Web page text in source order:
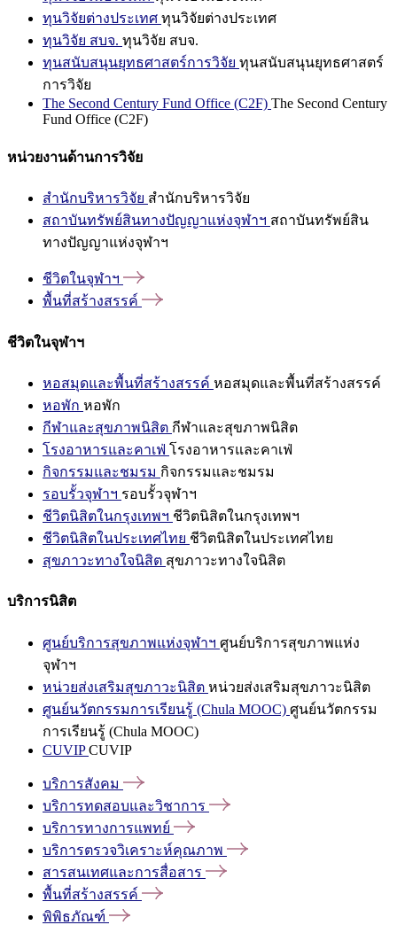
ทุนวิจัยต่างประเทศ ทุนวิจัยต่างประเทศ
ทุนวิจัย สบจ. ทุนวิจัย สบจ.
ทุนสนับสนุนยุทธศาสตร์การวิจัย ทุนสนับสนุนยุทธศาสตร์
การวิจัย
The Second Century Fund Office (C2F) The Second Century
Fund Office (C2F)
หน่วยงานด้านการวิจัย
สำนักบริหารวิจัย สำนักบริหารวิจัย
สถาบันทรัพย์สินทางปัญญาแห่งจุฬาฯ สถาบันทรัพย์สิน
ทางปัญญาแห่งจุฬาฯ
ชีวิตในจุฬาฯ
พื้นที่สร้างสรรค์
ชีวิตในจุฬาฯ
หอสมุดและพื้นที่สร้างสรรค์ หอสมุดและพื้นที่สร้างสรรค์
หอพัก หอพัก
กีฬาและสุขภาพนิสิต กีฬาและสุขภาพนิสิต
โรงอาหารและคาเฟ่ โรงอาหารและคาเฟ่
กิจกรรมและชมรม กิจกรรมและชมรม
รอบรั้วจุฬาฯ รอบรั้วจุฬาฯ
ชีวิตนิสิตในกรุงเทพฯ ชีวิตนิสิตในกรุงเทพฯ
ชีวิตนิสิตในประเทศไทย ชีวิตนิสิตในประเทศไทย
สุขภาวะทางใจนิสิต สุขภาวะทางใจนิสิต
บริการนิสิต
ศูนย์บริการสุขภาพแห่งจุฬาฯ ศูนย์บริการสุขภาพแห่ง
จุฬาฯ
หน่วยส่งเสริมสุขภาวะนิสิต หน่วยส่งเสริมสุขภาวะนิสิต
ศูนย์นวัตกรรมการเรียนรู้ (Chula MOOC) ศูนย์นวัตกรรม
การเรียนรู้ (Chula MOOC)
CUVIPCUVIP
บริการสังคม
บริการทดสอบและวิชาการ
บริการทางการแพทย์
บริการตรวจวิเคราะห์คุณภาพ
สารสนเทศและการสื่อสาร
พื้นที่สร้างสรรค์
พิพิธภัณฑ์